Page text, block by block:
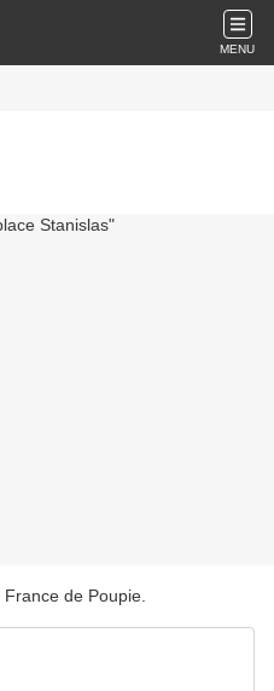
MENU
France de Poupie